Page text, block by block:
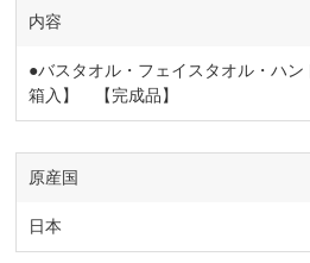
内容
●バスタオル・フェイスタオル・ハ
箱入】 【完成品】
原産国
日本